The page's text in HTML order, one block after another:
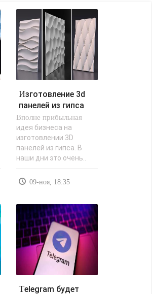
Изготовление 3d
панелей из гипса
самостоятельно у
себя дома..
Вполне прибыльная
идея бизнеса на
изготовлении 3D
панелей из гипса. В
наши дни это очень..
09-ноя, 18:35
Telegram будет